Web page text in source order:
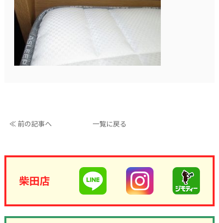
≪ 前の記事へ 一覧に戻る
柴田店